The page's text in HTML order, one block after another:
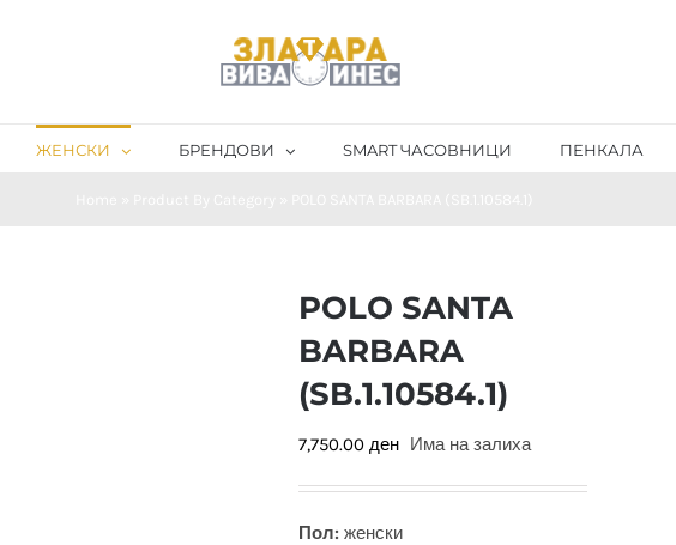
ЖЕНСКИ БРЕНДОВИ SMART ЧАСОВНИЦИ ПЕНКАЛА
POLO SANTA
BARBARA
(SB.1.10584.1)
7,750.00 ден Има на залиха
Пол: женски